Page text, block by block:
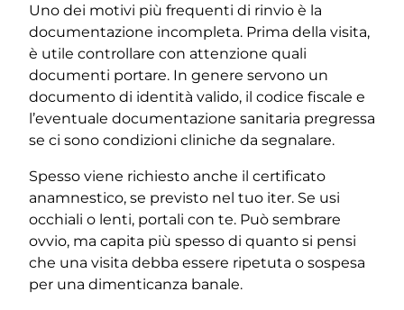
Uno dei motivi più frequenti di rinvio è la
documentazione incompleta. Prima della visita,
è utile controllare con attenzione quali
documenti portare. In genere servono un
documento di identità valido, il codice fiscale e
l’eventuale documentazione sanitaria pregressa
se ci sono condizioni cliniche da segnalare.
Spesso viene richiesto anche il certificato
anamnestico, se previsto nel tuo iter. Se usi
occhiali o lenti, portali con te. Può sembrare
ovvio, ma capita più spesso di quanto si pensi
che una visita debba essere ripetuta o sospesa
per una dimenticanza banale.